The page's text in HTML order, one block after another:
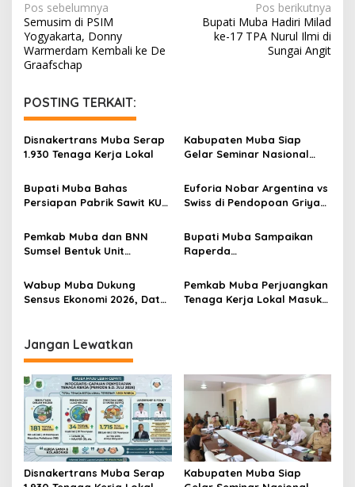
N
a
v
i
g
a
s
i
p
o
s
Pos sebelumnya
Semusim di PSIM
Yogyakarta, Donny
Warmerdam Kembali ke De
Graafschap
Pos berikutnya
Bupati Muba Hadiri Milad
ke-17 TPA Nurul Ilmi di
Sungai Angit
POSTING TERKAIT:
Disnakertrans Muba Serap
1.930 Tenaga Kerja Lokal
Kabupaten Muba Siap
Gelar Seminar Nasional
Bupati Muba Bahas
Persiapan Pabrik Sawit KUD
Euforia Nobar Argentina vs
Swiss di Pendopoan Griya
Warga Sekayu Antusias
Pemkab Muba dan BNN
Sumsel Bentuk Unit
Bupati Muba Sampaikan
Raperda
2025, Pendapatan Daerah
Terealisasi 92,49 Persen
Wabup Muba Dukung
Sensus Ekonomi 2026, Data
Pemkab Muba Perjuangkan
Tenaga Kerja Lokal Masuk
Jangan Lewatkan
Disnakertrans Muba Serap
Kabupaten Muba Siap